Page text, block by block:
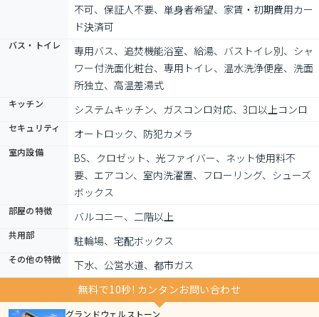
不可、保証人不要、単身者希望、家賃・初期費用カー
ド決済可
バス・トイレ
専用バス、追焚機能浴室、給湯、バストイレ別、シャ
ワー付洗面化粧台、専用トイレ、温水洗浄便座、洗面
所独立、高温差湯式
キッチン システムキッチン、ガスコンロ対応、3口以上コンロ
セキュリティ オートロック、防犯カメラ
室内設備
BS、クロゼット、光ファイバー、ネット使用料不
要、エアコン、室内洗濯置、フローリング、シューズ
ボックス
部屋の特徴 バルコニー、二階以上
共用部 駐輪場、宅配ボックス
その他の特徴
下水、公営水道、都市ガス
無料で10秒! カンタンお問い合わせ
グランドウェルストーン